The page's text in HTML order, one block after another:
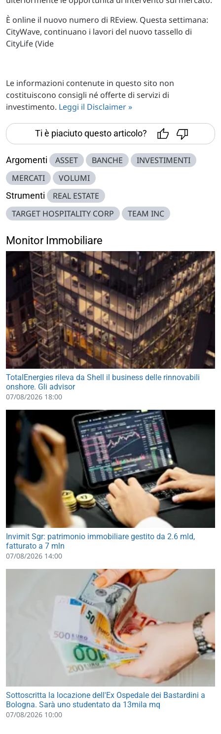
È online il nuovo numero di REview. Questa settimana:
CityWave, continuano i lavori del nuovo tassello di
CityLife (Vide
Le informazioni contenute in questo sito non
costituiscono consigli né offerte di servizi di
investimento. Leggi il Disclaimer »
Ti è piaciuto questo articolo?
Argomenti ASSET BANCHE
INVESTIMENTI
MERCATI
VOLUMI
Strumenti
REAL ESTATE
TARGET HOSPITALITY CORP
TEAM INC
Monitor Immobiliare
TotalEnergies rileva da Shell il business delle rinnovabili
onshore. Gli advisor
07/08/2026 18:00
Invimit Sgr: patrimonio immobiliare gestito da 2.6 mld,
fatturato a 7 mln
07/08/2026 14:00
Sottoscritta la locazione dell'Ex Ospedale dei Bastardini a
Bologna. Sarà uno studentato da 13mila mq
07/08/2026 10:00